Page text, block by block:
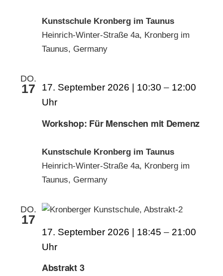
Kunstschule Kronberg im Taunus
Heinrich-Winter-Straße 4a, Kronberg im
Taunus, Germany
DO.
17
Workshop: Für Menschen mit Demenz
17. September 2026 | 10:30 – 12:00
Kunstschule Kronberg im Taunus
Heinrich-Winter-Straße 4a, Kronberg im
Taunus, Germany
DO.
17
Abstrakt 3
17. September 2026 | 18:45 – 21:00